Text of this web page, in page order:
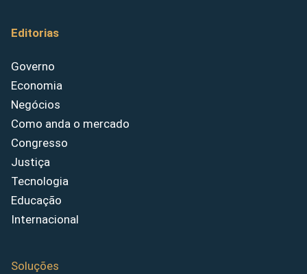
Editorias
Governo
Economia
Negócios
Como anda o mercado
Congresso
Justiça
Tecnologia
Educação
Internacional
Soluções